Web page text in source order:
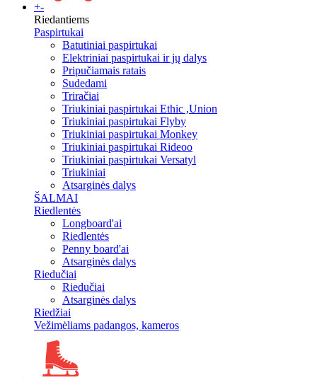
+-
Riedantiems
Paspirtukai
Batutiniai paspirtukai
Elektriniai paspirtukai ir jų dalys
Pripučiamais ratais
Sudedami
Triračiai
Triukiniai paspirtukai Ethic ,Union
Triukiniai paspirtukai Flyby
Triukiniai paspirtukai Monkey
Triukiniai paspirtukai Rideoo
Triukiniai paspirtukai Versatyl
Triukiniai
Atsarginės dalys
ŠALMAI
Riedlentės
Longboard'ai
Riedlentės
Penny board'ai
Atsarginės dalys
Riedučiai
Riedučiai
Atsarginės dalys
Riedžiai
Vežimėliams padangos, kameros